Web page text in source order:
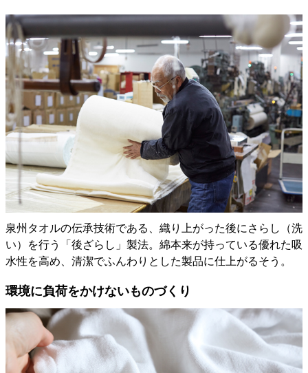
泉州タオルの伝承技術である、織り上がった後にさらし（洗
い）を行う「後ざらし」製法。綿本来が持っている優れた吸
水性を高め、清潔でふんわりとした製品に仕上がるそう。
環境に負荷をかけないものづくり